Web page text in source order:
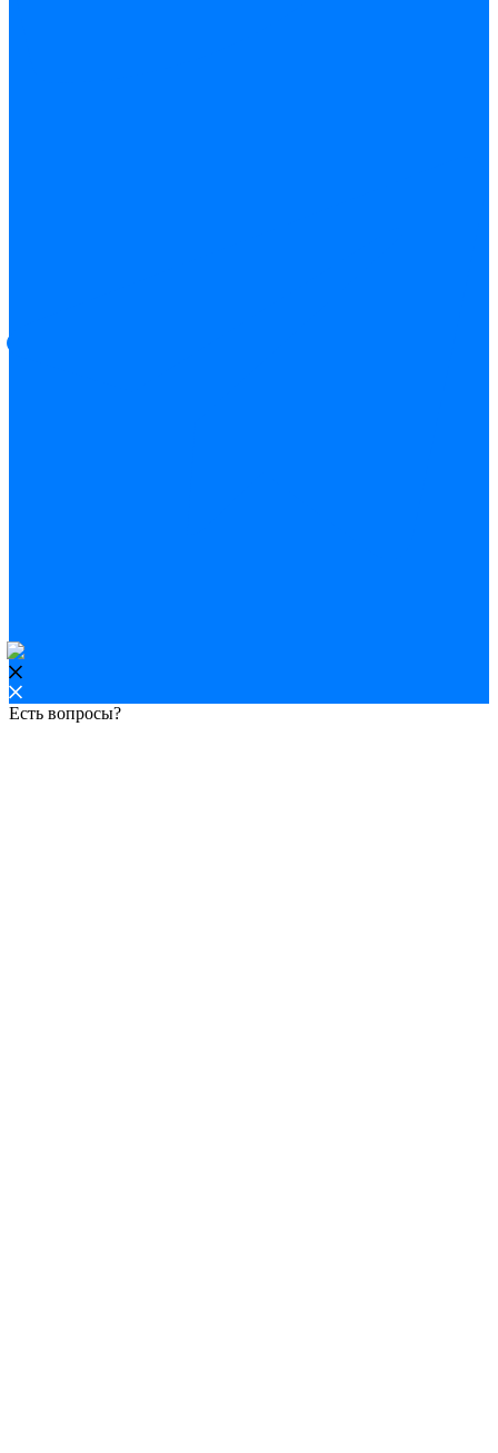
Есть вопросы?